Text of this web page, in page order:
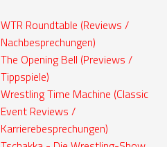
WTR Roundtable (Reviews /
Nachbesprechungen)
The Opening Bell (Previews /
Tippspiele)
Wrestling Time Machine (Classic
Event Reviews /
Karrierebesprechungen)